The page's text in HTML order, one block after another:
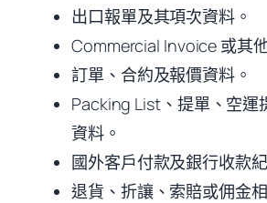
出口報單及其項次資料。
Commercial Invoice 或其
訂單、合約及報價資料。
Packing List、提單、空運
資料。
國外客戶付款及銀行收款
退貨、折讓、索賠或佣金